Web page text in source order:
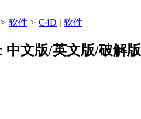
> 软件 > C4D | 软件
中文版/英文版/破解版